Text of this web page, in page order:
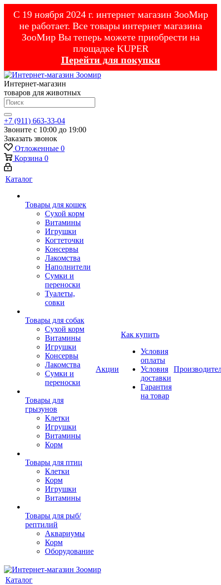
С 19 ноября 2024 г. интернет магазин ЗооМир
не работает. Все товары интернет магазина
ЗооМир Вы теперь можете приобрести на
площадке KUPER
Перейти для покупки
Интернет-магазин
товаров для животных
+7 (911) 663-33-04
Звоните с 10:00 до 19:00
Заказать звонок
Отложенные 0
Корзина 0
Каталог
Товары для кошек
Cухой корм
Витамины
Игрушки
Когтеточки
Консервы
Лакомства
Наполнители
Сумки и
переноски
Туалеты,
совки
Товары для собак
Cухой корм
Витамины
Игрушки
Консервы
Лакомства
Сумки и
переноски
Товары для
грызунов
Клетки
Игрушки
Витамины
Корм
Товары для птиц
Клетки
Корм
Игрушки
Витамины
Товары для рыб/
рептилий
Аквариумы
Корм
Оборудование
Акции
Как купить
Условия
оплаты
Условия
доставки
Гарантия
на товар
Каталог